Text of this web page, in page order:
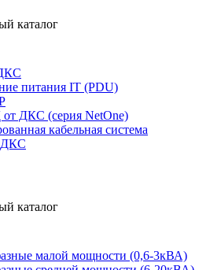
каталог
питания IT (PDU)
ДКС (серия NetOne)
кабельная система
каталог
малой мощности (0,6-3кВА)